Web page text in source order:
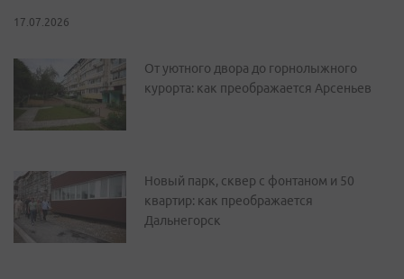
17.07.2026
От уютного двора до горнолыжного
курорта: как преображается Арсеньев
Новый парк, сквер с фонтаном и 50
квартир: как преображается
Дальнегорск